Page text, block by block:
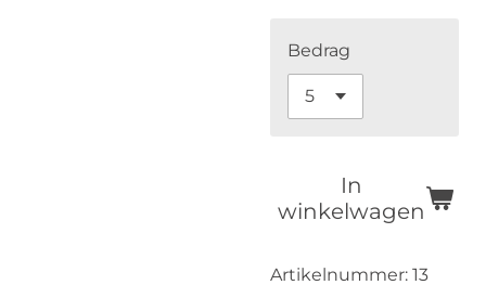
Bedrag
In
winkelwagen
Artikelnummer: 13